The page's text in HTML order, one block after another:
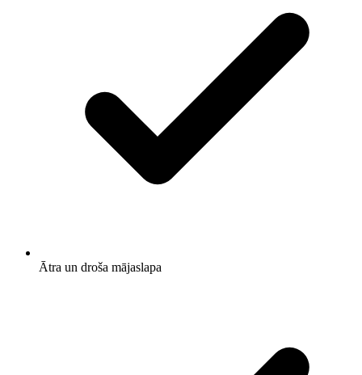
Ātra un droša mājaslapa